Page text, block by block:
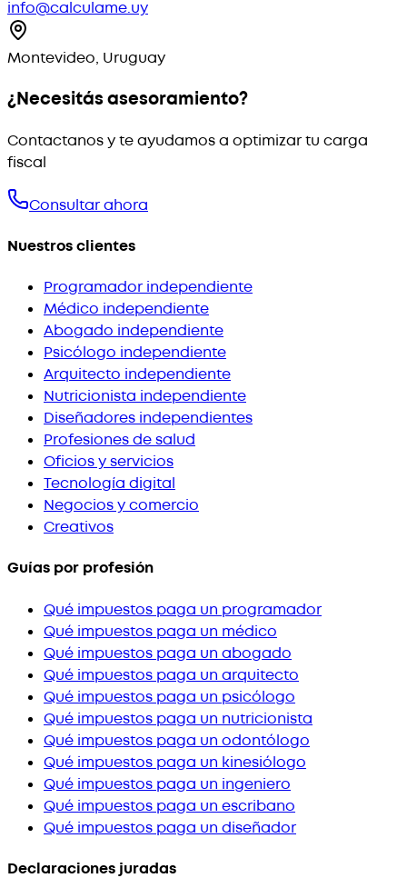
info@calculame.uy
Montevideo, Uruguay
¿Necesitás asesoramiento?
Contactanos y te ayudamos a optimizar tu carga
fiscal
Consultar ahora
Nuestros clientes
Programador independiente
Médico independiente
Abogado independiente
Psicólogo independiente
Arquitecto independiente
Nutricionista independiente
Diseñadores independientes
Profesiones de salud
Oficios y servicios
Tecnología digital
Negocios y comercio
Creativos
Guías por profesión
Qué impuestos paga un programador
Qué impuestos paga un médico
Qué impuestos paga un abogado
Qué impuestos paga un arquitecto
Qué impuestos paga un psicólogo
Qué impuestos paga un nutricionista
Qué impuestos paga un odontólogo
Qué impuestos paga un kinesiólogo
Qué impuestos paga un ingeniero
Qué impuestos paga un escribano
Qué impuestos paga un diseñador
Declaraciones juradas